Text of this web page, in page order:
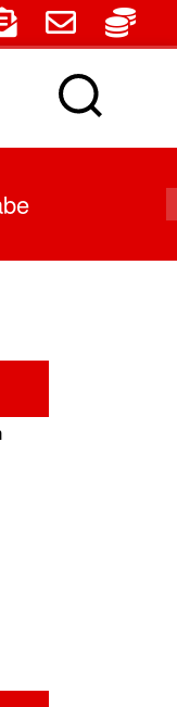
facebook
fas fa-envelope-
far fa- fas